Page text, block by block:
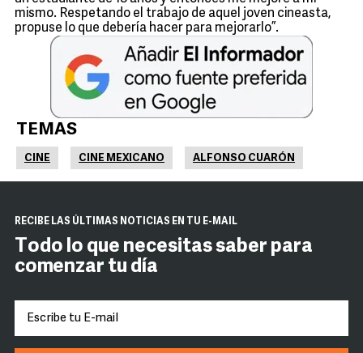
mismo. Respetando el trabajo de aquel joven cineasta,
propuse lo que debería hacer para mejorarlo”.
TEMAS
CINE CINE MEXICANO ALFONSO CUARÓN
RECIBE LAS ÚLTIMAS NOTICIAS EN TU E-MAIL
Todo lo que necesitas saber para
comenzar tu día